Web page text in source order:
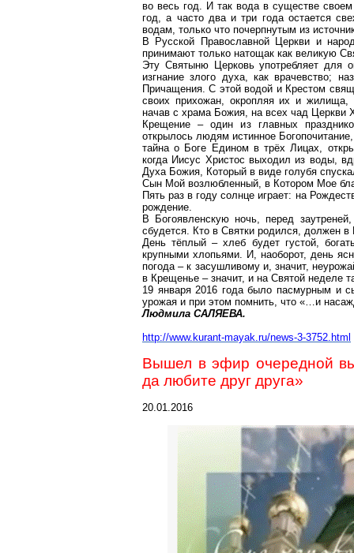
во весь год. И так вода в существе
год, а часто два и три года остается
водам, только что почерпнутым из
В Русской Православной Церкви и
принимают только натощак как великую
Эту Святыню Церковь употребляет для
изгнание злого духа, какврачевство;
Причащения. С этой водой и Крестом
своих прихожан, окропляя их и жилища,
начав с храма Божия, на всех чад Церкви
Крещение – один из главных
открылось людям истинное Богопочитание
тайна о Боге Едином в трёх Лицах,
когда Иисус Христос выходил из воды,
Духа Божия, Который в виде голубя
Сын Мой возлюбленный, в Котором Мое
Пять раз в году солнце играет: на
рождение.
В Богоявленскую ночь, перед
сбудется. Кто в Святки родился, должен
День тёплый – хлеб будет густой,
крупными хлопьями. И, наоборот, день
погода – к засушливому и, значит,
в Крещенье – значит, и на Святой неделе
19 января 2016 года было пасмурным и
урожая и при этом помнить, что «…и
Людмила САЛЯЕВА.
http://www.kurant-mayak.ru/news-3-3752.html
Вышел в эфир очередной
да любите друг друга»
20.01.2016